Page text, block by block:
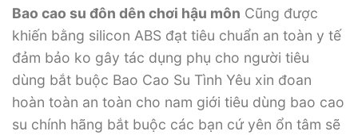
Bao cao su đôn dên chơi hậu môn Cũng được
khiến bằng silicon ABS đạt tiêu chuẩn an toàn y tế
đảm bảo ko gây tác dụng phụ cho người tiêu
dùng bắt buộc Bao Cao Su Tình Yêu xin đoan
hoàn toàn an toàn cho nam giới tiêu dùng bao cao
su chính hãng bắt buộc các bạn cứ yên ổn tâm sẽ